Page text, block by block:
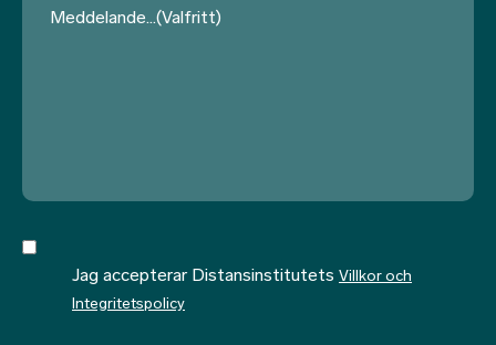
Jag accepterar Distansinstitutets Villkor och
Integritetspolicy